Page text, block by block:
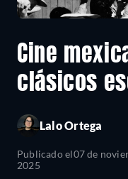
Cine
clásicos
Lalo Ortega
Publicado el07 de
2025